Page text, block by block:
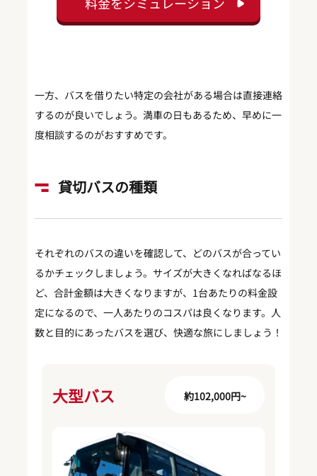
一方、バスを借りたい特定の会社がある場合は直接連絡
するのが良いでしょう。満車の日もあるため、早めに一
度相談するのがおすすめです。
貸切バスの種類
それぞれのバスの違いを確認して、どのバスが合ってい
るかチェックしましょう。サイズが大きくなればなるほ
ど、合計金額は大きくなりますが、1台あたりの料金設
定になるので、一人あたりのコスパは良くなります。人
数と目的にあったバスを選び、快適な旅にしましょう！
大型バス 約102,000円~